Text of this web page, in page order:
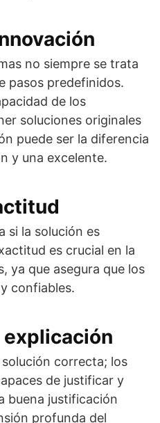
no siempre se trata
pasos predefinidos.
de los
soluciones originales
puede ser la diferencia
y una excelente.
si la solución es
es crucial en la
ya que asegura que los
confiables.
correcta; los
de justificar y
buena justificación
profunda del